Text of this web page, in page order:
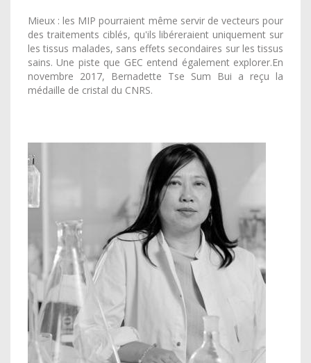
Mieux : les MIP pourraient même servir de vecteurs pour
des traitements ciblés, qu'ils libéreraient uniquement sur
les tissus malades, sans effets secondaires sur les tissus
sains. Une piste que GEC entend également explorer.En
novembre 2017, Bernadette Tse Sum Bui a reçu la
médaille de cristal du CNRS.